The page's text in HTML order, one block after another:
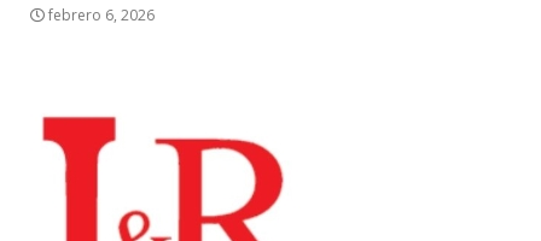
febrero 6, 2026